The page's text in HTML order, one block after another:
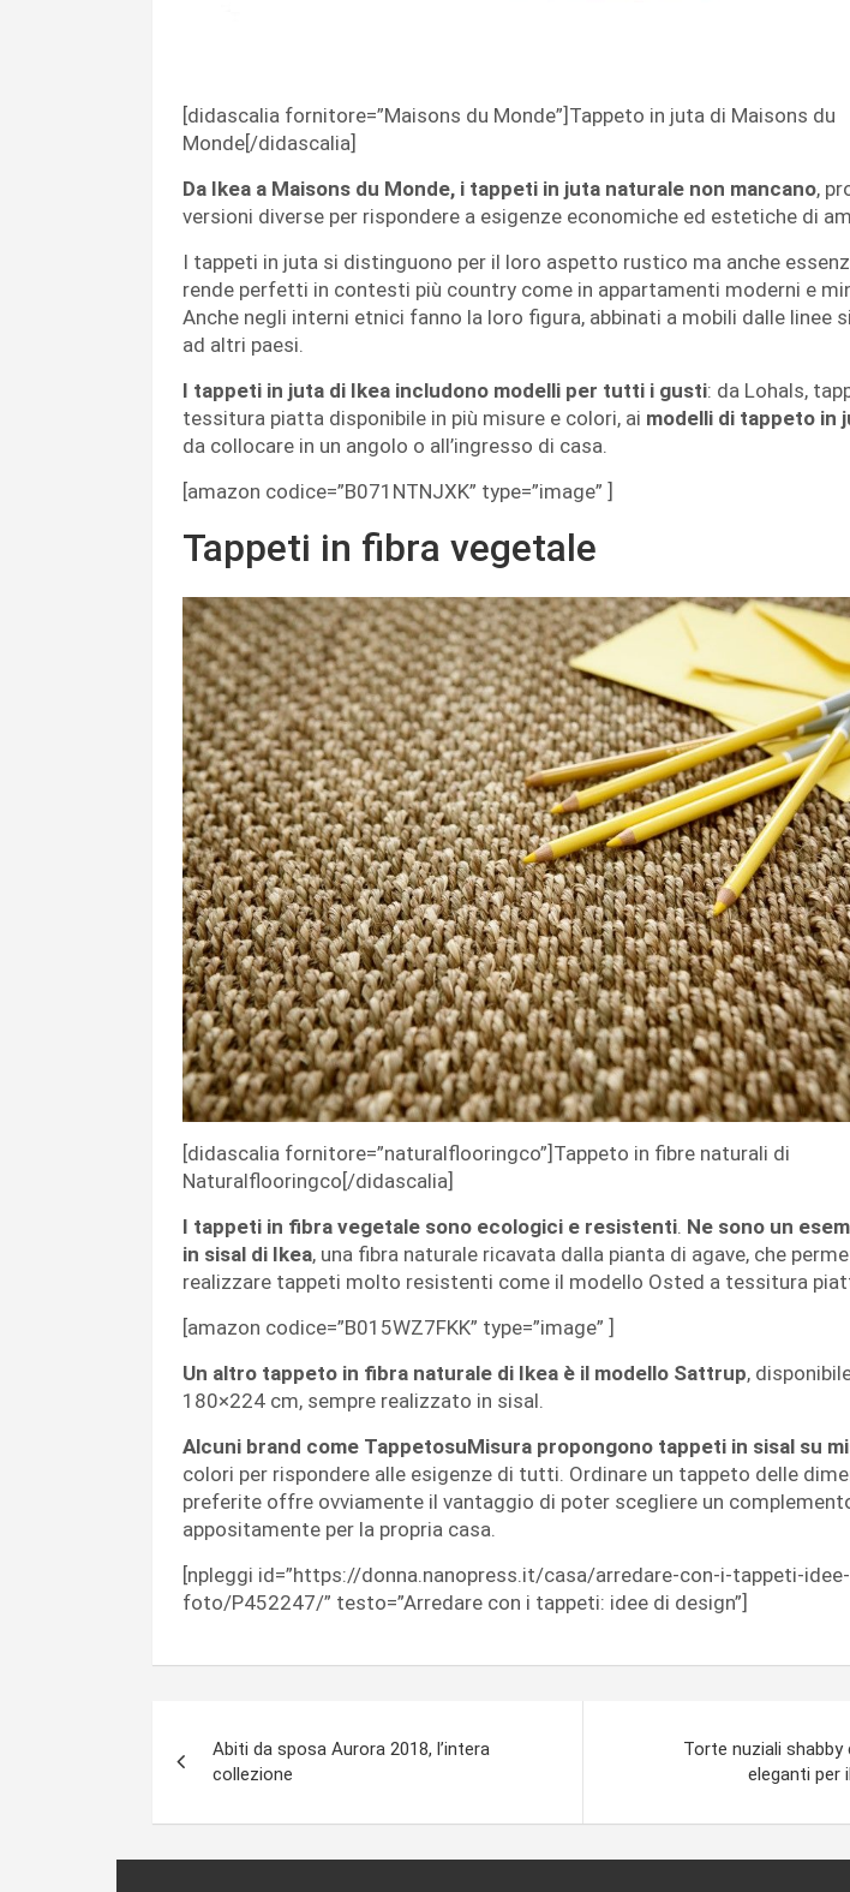
[didascalia fornitore=”Maisons du Monde”]Tappeto in juta di Maisons du
Monde[/didascalia]
Da Ikea a Maisons du Monde, i tappeti in juta naturale non mancano,
versioni diverse per rispondere a esigenze economiche ed estetiche di
I tappeti in juta si distinguono per il loro aspetto rustico ma anche
rende perfetti in contesti più country come in appartamenti moderni e
Anche negli interni etnici fanno la loro figura, abbinati a mobili dalle linee
ad altri paesi.
I tappeti in juta di Ikea includono modelli per tutti i gusti: da Lohals,
tessitura piatta disponibile in più misure e colori, ai modelli di tappeto in
da collocare in un angolo o all’ingresso di casa.
[amazon codice=”B071NTNJXK” type=”image” ]
Tappeti in fibra vegetale
[didascalia fornitore=”naturalflooringco”]Tappeto in fibre naturali di
Naturalflooringco[/didascalia]
I tappeti in fibra vegetale sono ecologici e resistenti. Ne sono un
in sisal di Ikea, una fibra naturale ricavata dalla pianta di agave, che
realizzare tappeti molto resistenti come il modello Osted a tessitura
[amazon codice=”B015WZ7FKK” type=”image” ]
Un altro tappeto in fibra naturale di Ikea è il modello Sattrup,
180×224 cm, sempre realizzato in sisal.
Alcuni brand come TappetosuMisura propongono tappeti in sisal su
colori per rispondere alle esigenze di tutti. Ordinare un tappeto delle
preferite offre ovviamente il vantaggio di poter scegliere un
appositamente per la propria casa.
[npleggi id=”https://donna.nanopress.it/casa/arredare-con-i-tappeti-
foto/P452247/” testo=”Arredare con i tappeti: idee di design”]
articoli
Abiti da sposa Aurora 2018, l’intera
collezione
Torte nuziali shabby
eleganti per